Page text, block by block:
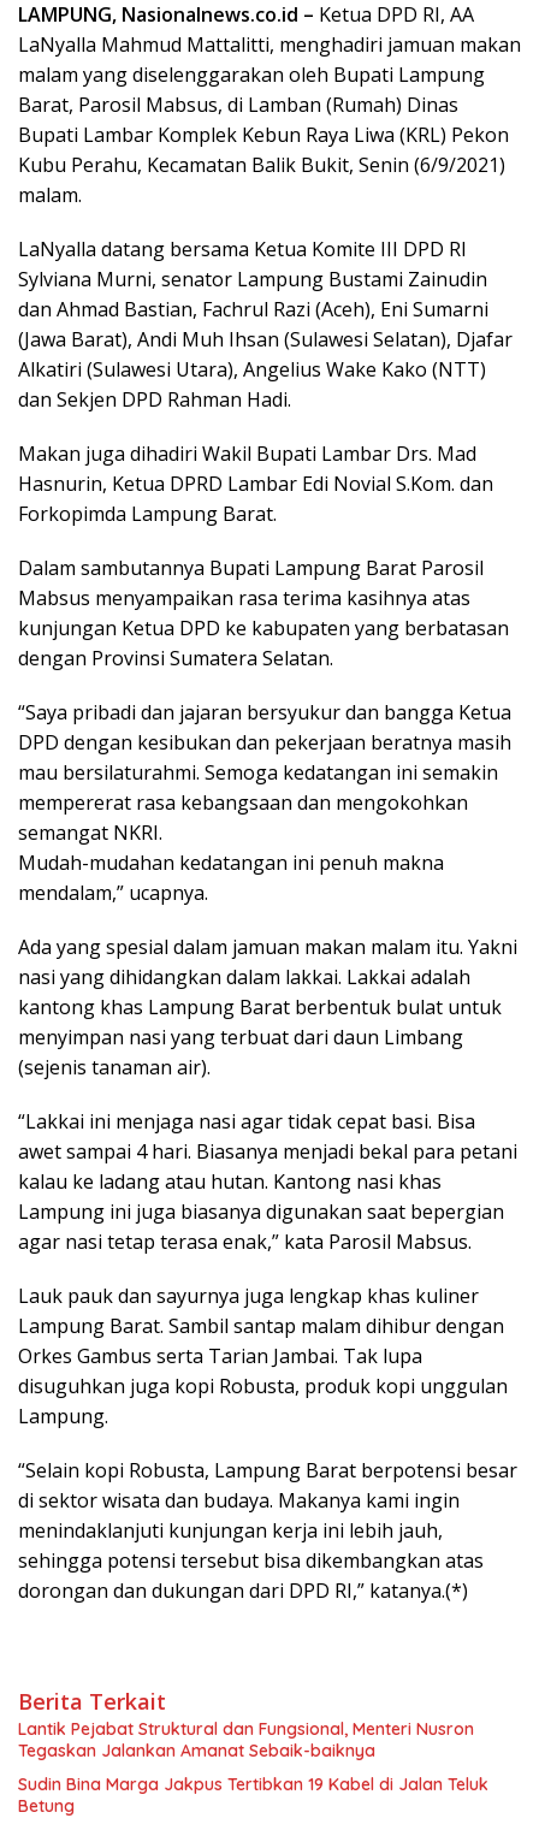
LAMPUNG, Nasionalnews.co.id – Ketua DPD RI, AA
LaNyalla Mahmud Mattalitti, menghadiri jamuan makan
malam yang diselenggarakan oleh Bupati Lampung
Barat, Parosil Mabsus, di Lamban (Rumah) Dinas
Bupati Lambar Komplek Kebun Raya Liwa (KRL) Pekon
Kubu Perahu, Kecamatan Balik Bukit, Senin (6/9/2021)
malam.
LaNyalla datang bersama Ketua Komite III DPD RI
Sylviana Murni, senator Lampung Bustami Zainudin
dan Ahmad Bastian, Fachrul Razi (Aceh), Eni Sumarni
(Jawa Barat), Andi Muh Ihsan (Sulawesi Selatan), Djafar
Alkatiri (Sulawesi Utara), Angelius Wake Kako (NTT)
dan Sekjen DPD Rahman Hadi.
Makan juga dihadiri Wakil Bupati Lambar Drs. Mad
Hasnurin, Ketua DPRD Lambar Edi Novial S.Kom. dan
Forkopimda Lampung Barat.
Dalam sambutannya Bupati Lampung Barat Parosil
Mabsus menyampaikan rasa terima kasihnya atas
kunjungan Ketua DPD ke kabupaten yang berbatasan
dengan Provinsi Sumatera Selatan.
“Saya pribadi dan jajaran bersyukur dan bangga Ketua
DPD dengan kesibukan dan pekerjaan beratnya masih
mau bersilaturahmi. Semoga kedatangan ini semakin
mempererat rasa kebangsaan dan mengokohkan
semangat NKRI.
Mudah-mudahan kedatangan ini penuh makna
mendalam,” ucapnya.
Ada yang spesial dalam jamuan makan malam itu. Yakni
nasi yang dihidangkan dalam lakkai. Lakkai adalah
kantong khas Lampung Barat berbentuk bulat untuk
menyimpan nasi yang terbuat dari daun Limbang
(sejenis tanaman air).
“Lakkai ini menjaga nasi agar tidak cepat basi. Bisa
awet sampai 4 hari. Biasanya menjadi bekal para petani
kalau ke ladang atau hutan. Kantong nasi khas
Lampung ini juga biasanya digunakan saat bepergian
agar nasi tetap terasa enak,” kata Parosil Mabsus.
Lauk pauk dan sayurnya juga lengkap khas kuliner
Lampung Barat. Sambil santap malam dihibur dengan
Orkes Gambus serta Tarian Jambai. Tak lupa
disuguhkan juga kopi Robusta, produk kopi unggulan
Lampung.
“Selain kopi Robusta, Lampung Barat berpotensi besar
di sektor wisata dan budaya. Makanya kami ingin
menindaklanjuti kunjungan kerja ini lebih jauh,
sehingga potensi tersebut bisa dikembangkan atas
dorongan dan dukungan dari DPD RI,” katanya.(*)
Berita Terkait
Lantik Pejabat Struktural dan Fungsional, Menteri Nusron
Tegaskan Jalankan Amanat Sebaik-baiknya
Sudin Bina Marga Jakpus Tertibkan 19 Kabel di Jalan Teluk
Betung